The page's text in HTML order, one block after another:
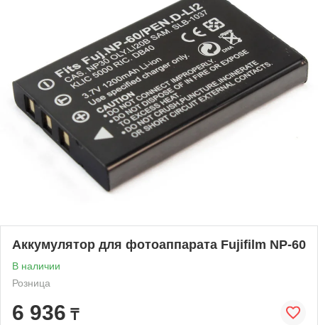
Аккумулятор для фотоаппарата Fujifilm NP-60
В наличии
Розница
6 936 ₸